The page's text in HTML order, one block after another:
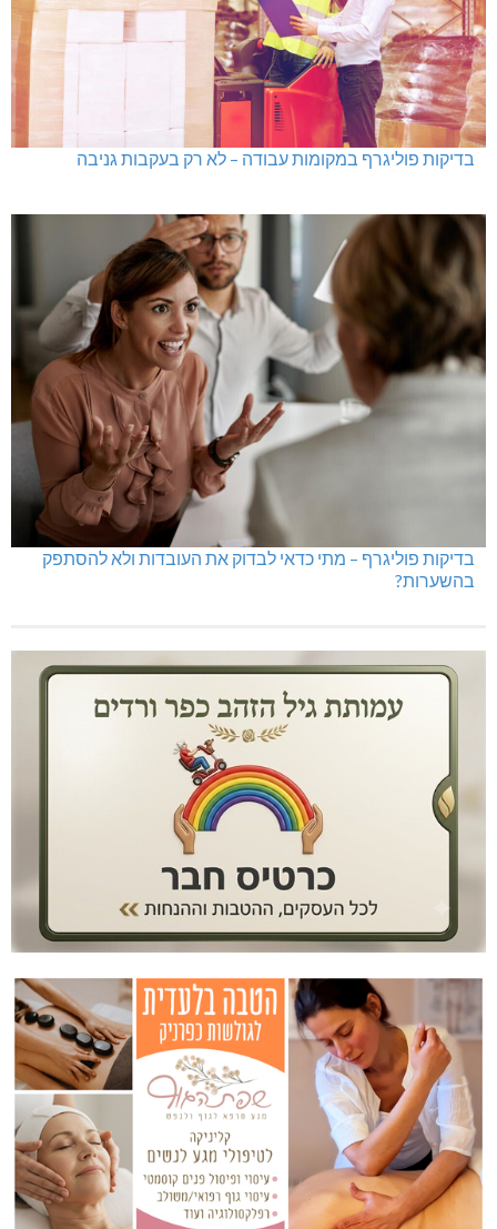
היכל שלמה, מעלות: עונת 26-27
גם בחום הכבד: לא מוותרים על הדמוקרטיה
בדיקות פוליגרף במקומות עבודה – לא רק בעקבות גניבה